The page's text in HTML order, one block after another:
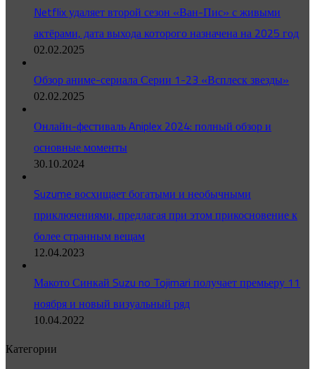
Netflix удаляет второй сезон «Ван-Пис» с живыми
актёрами, дата выхода которого назначена на 2025 год
02.02.2025
Обзор аниме-сериала Серии 1-23 «Всплеск звезды»
02.02.2025
Онлайн-фестиваль Aniplex 2024: полный обзор и
основные моменты
30.10.2024
Suzume восхищает богатыми и необычными
приключениями, предлагая при этом прикосновение к
более странным вещам
12.04.2023
Макото Синкай Suzu no Tojimari получает премьеру 11
ноября и новый визуальный ряд
10.04.2022
Категории